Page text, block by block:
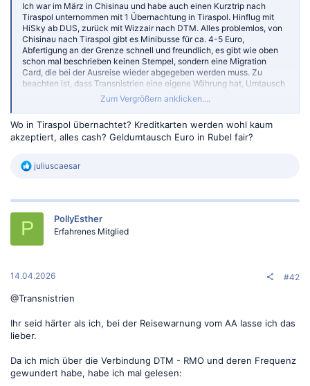
Ich war im März in Chisinau und habe auch einen Kurztrip nach
Tiraspol unternommen mit 1 Übernachtung in Tiraspol. Hinflug mit
HiSky ab DUS, zurück mit Wizzair nach DTM. Alles problemlos, von
Chisinau nach Tiraspol gibt es Minibusse für ca. 4-5 Euro,
Abfertigung an der Grenze schnell und freundlich, es gibt wie oben
schon mal beschrieben keinen Stempel, sondern eine Migration
Card, die bei der Ausreise wieder abgegeben werden muss. Zu
beachten ist, dass Transnistrien eine eigene Währung hat, Umtausch
ist an jeder Ecke möglich (wie in Chisinau auch). Empfehle das
Restaurant "Back in USSR" in Tiraspol, wenn man sich mal wieder
um 40 Jahre zurückversetzt fühlen möchte.
Zum Vergrößern anklicken....
Wo in Tiraspol übernachtet? Kreditkarten werden wohl kaum
akzeptiert, alles cash? Geldumtausch Euro in Rubel fair?
R
k
:
juliuscaesar
P PollyEsther
Erfahrenes Mitglied
14.04.2026 #42
@Transnistrien
Ihr seid härter als ich, bei der Reisewarnung vom AA lasse ich das
lieber.
Da ich mich über die Verbindung DTM - RMO und deren Frequenz
gewundert habe, habe ich mal gelesen: